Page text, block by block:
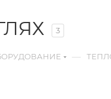
3
—